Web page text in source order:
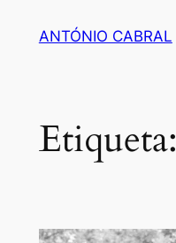
ANTÓNIO CABRAL
Etiqueta: